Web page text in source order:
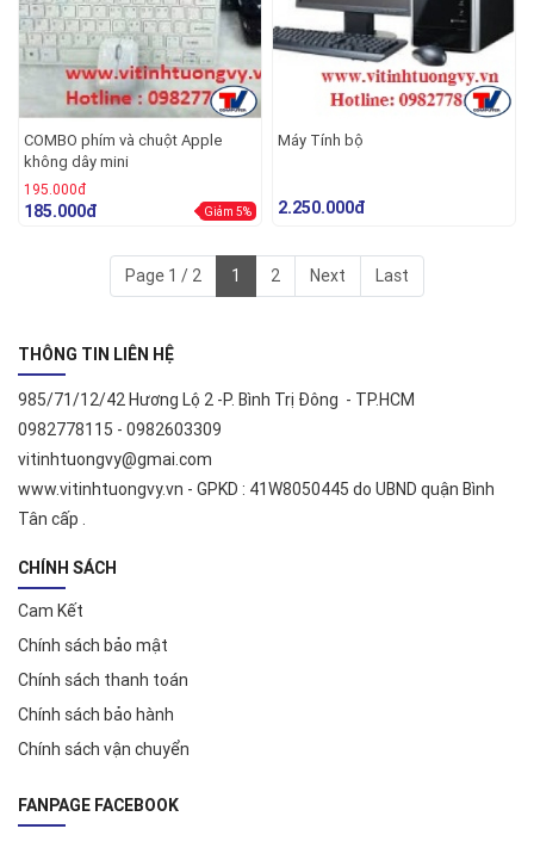
COMBO phím và chuột Apple
không dây mini
195.000đ
185.000đ Giảm 5%
Máy Tính bộ
2.250.000đ
Page 1 / 2 1 2 Next Last
THÔNG TIN LIÊN HỆ
985/71/12/42 Hương Lộ 2 -P. Bình Trị Đông - TP.HCM
0982778115 - 0982603309
vitinhtuongvy@gmai.com
www.vitinhtuongvy.vn - GPKD : 41W8050445 do UBND quận Bình
Tân cấp .
CHÍNH SÁCH
Cam Kết
Chính sách bảo mật
Chính sách thanh toán
Chính sách bảo hành
Chính sách vận chuyển
FANPAGE FACEBOOK